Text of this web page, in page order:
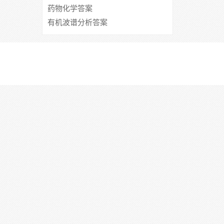
药物化学答案
有机波谱分析答案